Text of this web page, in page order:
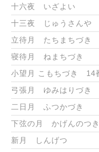
十六夜 いざよい
十三夜 じゅうさんや
立待月 たちまちづき
寝待月 ねまちづき
小望月 こもちづき 14
弓張月 ゆみはりづき
二日月 ふつかづき
下弦の月 かげんのつき
新月 しんげつ